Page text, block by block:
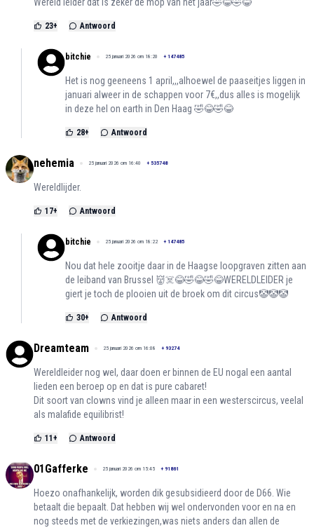
Wereld leider dat is zeker de mop van het jaar🤣😂🤣😂
23+ Antwoord
bitchie 25 januari 2026 om 18:20 + 147485
Het is nog geeneens 1 april,,,alhoewel de paaseitjes liggen in
januari alweer in de schappen voor 7€,,dus alles is mogelijk
in deze hel on earth in Den Haag 🤣😂🤣😂
28+ Antwoord
nehemia 25 januari 2026 om 16:40 + 535748
Wereldlijder.
17+ Antwoord
bitchie 25 januari 2026 om 18:22 + 147485
Nou dat hele zooitje daar in de Haagse loopgraven zitten aan
de leiband van Brussel 👹☠️😂🤣😂🤣😂WERELDLEIDER je
giert je toch de plooien uit de broek om dit circus🤡🤡🤡
30+ Antwoord
Dreamteam 25 januari 2026 om 16:08 + 93274
Wereldleider nog wel, daar doen er binnen de EU nogal een aantal
lieden een beroep op en dat is pure cabaret!
Dit soort van clowns vind je alleen maar in een westerscircus, veelal
als malafide equilibrist!
11 + Antwoord
01Gafferke 25 januari 2026 om 15:45 + 91861
Hoezo onafhankelijk, worden dik gesubsidieerd door de D66. Wie
betaalt die bepaalt. Dat hebben wij wel ondervonden voor en na en
nog steeds met de verkiezingen,was niets anders dan allen de